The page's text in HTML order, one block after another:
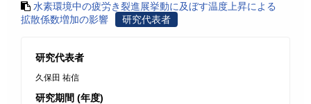
水素環境中の疲労き裂進展挙動に及ぼす温度上昇による
拡散係数増加の影響
研究代表者
研究代表者
久保田 祐信
研究期間 (年度)